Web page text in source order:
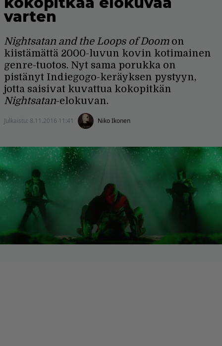
varten
Nightsatan and the Loops of Doomon
kiistämättä 2000-luvun kovin kotimainen
genre-tuotos. Nyt sama porukka on
pistänyt Indiegogo-keräyksen pystyyn,
jotta saisivat kuvattua kokopitkän
Nightsatan-elokuvan.
Julkaistu: 8.11.2016 11:41 Niko Ikonen